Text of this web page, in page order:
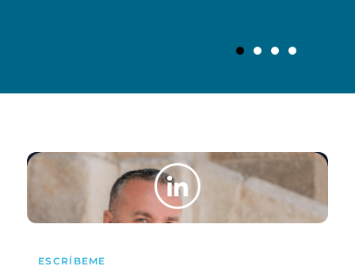
ESCRÍBEME